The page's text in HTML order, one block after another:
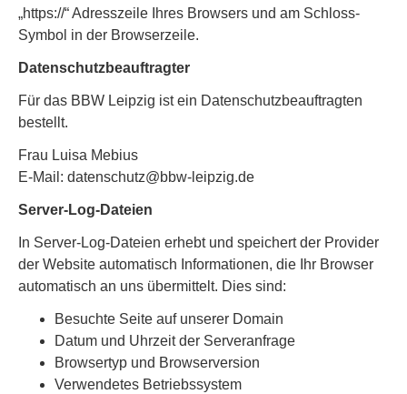
„https://“ Adresszeile Ihres Browsers und am Schloss-
Symbol in der Browserzeile.
Datenschutzbeauftragter
Für das BBW Leipzig ist ein Datenschutzbeauftragten
bestellt.
Frau Luisa Mebius
E-Mail: datenschutz@bbw-leipzig.de
Server-Log-Dateien
In Server-Log-Dateien erhebt und speichert der Provider
der Website automatisch Informationen, die Ihr Browser
automatisch an uns übermittelt. Dies sind:
Besuchte Seite auf unserer Domain
Datum und Uhrzeit der Serveranfrage
Browsertyp und Browserversion
Verwendetes Betriebssystem